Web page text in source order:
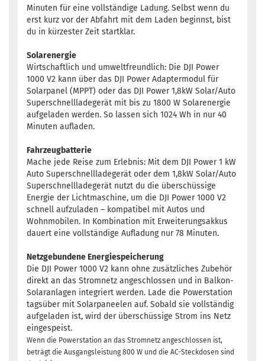
Minuten für eine vollständige Ladung. Selbst wenn du
erst kurz vor der Abfahrt mit dem Laden beginnst, bist
du in kürzester Zeit startklar.
Solarenergie
Wirtschaftlich und umweltfreundlich: Die DJI Power
1000 V2 kann über das DJI Power Adaptermodul für
Solarpanel (MPPT) oder das DJI Power 1,8kW Solar/Auto
Superschnellladegerät mit bis zu 1800 W Solarenergie
aufgeladen werden. So lassen sich 1024 Wh in nur 40
Minuten aufladen.
Fahrzeugbatterie
Mache jede Reise zum Erlebnis: Mit dem DJI Power 1 kW
Auto Superschnellladegerät oder dem 1,8kW Solar/Auto
Superschnellladegerät nutzt du die überschüssige
Energie der Lichtmaschine, um die DJI Power 1000 V2
schnell aufzuladen – kompatibel mit Autos und
Wohnmobilen. In Kombination mit Erweiterungsakkus
dauert eine vollständige Aufladung nur 78 Minuten.
Netzgebundene Energiespeicherung
Die DJI Power 1000 V2 kann ohne zusätzliches Zubehör
direkt an das Stromnetz angeschlossen und in Balkon-
Solaranlagen integriert werden. Lade die Powerstation
tagsüber mit Solarpaneelen auf. Sobald sie vollständig
aufgeladen ist, wird der überschüssige Strom ins Netz
eingespeist.
Wenn die Powerstation an das Stromnetz angeschlossen ist,
beträgt die Ausgangsleistung 800 W und die AC-Steckdosen sind